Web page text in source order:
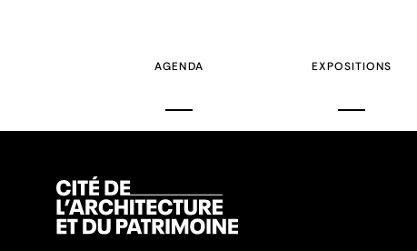
AGENDA EXPOSITIONS